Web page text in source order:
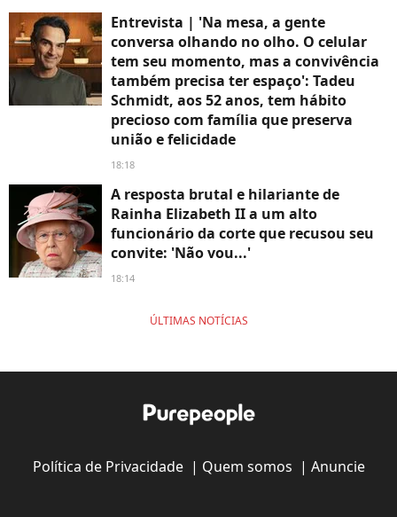
Entrevista | 'Na mesa, a gente
conversa olhando no olho. O celular
tem seu momento, mas a convivência
também precisa ter espaço': Tadeu
Schmidt, aos 52 anos, tem hábito
precioso com família que preserva
união e felicidade
18:18
A resposta brutal e hilariante de
Rainha Elizabeth II a um alto
funcionário da corte que recusou seu
convite: 'Não vou...'
18:14
ÚLTIMAS NOTÍCIAS
Política de Privacidade| Quem somos | Anuncie